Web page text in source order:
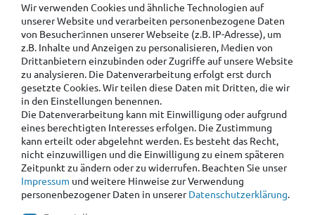
Wir verwenden Cookies und ähnliche Technologien auf
unserer Website und verarbeiten personenbezogene Daten
von Besucher:innen unserer Webseite (z.B. IP-Adresse), um
z.B. Inhalte und Anzeigen zu personalisieren, Medien von
Drittanbietern einzubinden oder Zugriffe auf unsere Website
zu analysieren. Die Datenverarbeitung erfolgt erst durch
gesetzte Cookies. Wir teilen diese Daten mit Dritten, die wir
in den Einstellungen benennen.
Die Datenverarbeitung kann mit Einwilligung oder aufgrund
eines berechtigten Interesses erfolgen. Die Zustimmung
kann erteilt oder abgelehnt werden. Es besteht das Recht,
nicht einzuwilligen und die Einwilligung zu einem späteren
Zeitpunkt zu ändern oder zu widerrufen. Beachten Sie unser
Impressum und weitere Hinweise zur Verwendung
personenbezogener Daten in unsererDaten­schutz­erklärung.